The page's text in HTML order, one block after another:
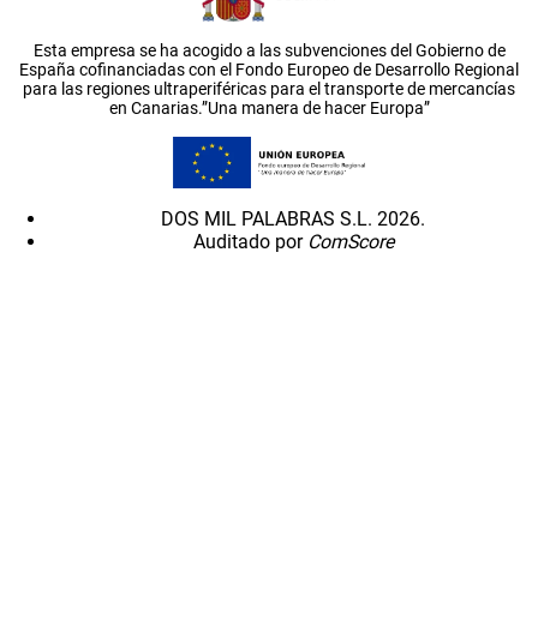
Esta empresa se ha acogido a las subvenciones del Gobierno de
España cofinanciadas con el Fondo Europeo de Desarrollo Regional
para las regiones ultraperiféricas para el transporte de mercancías
en Canarias.”Una manera de hacer Europa”
DOS MIL PALABRAS S.L. 2026.
Auditado por ComScore